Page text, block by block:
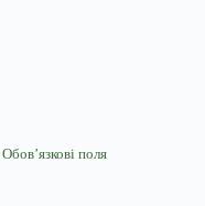
Обов’язкові поля